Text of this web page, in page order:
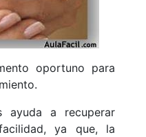
oportuno para
a recuperar
ya que, la